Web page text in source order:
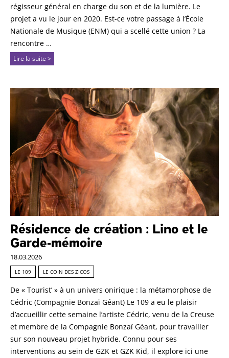
régisseur général en charge du son et de la lumière. Le
projet a vu le jour en 2020. Est-ce votre passage à l’École
Nationale de Musique (ENM) qui a scellé cette union ? La
rencontre …
Lire la suite >
Résidence de création : Lino et le
Garde-mémoire
18.03.2026
LE 109 LE COIN DES ZICOS
De « Tourist’ » à un univers onirique : la métamorphose de
Cédric (Compagnie Bonzaï Géant) Le 109 a eu le plaisir
d’accueillir cette semaine l’artiste Cédric, venu de la Creuse
et membre de la Compagnie Bonzaï Géant, pour travailler
sur son nouveau projet hybride. Connu pour ses
interventions au sein de GZK et GZK Kid, il explore ici une